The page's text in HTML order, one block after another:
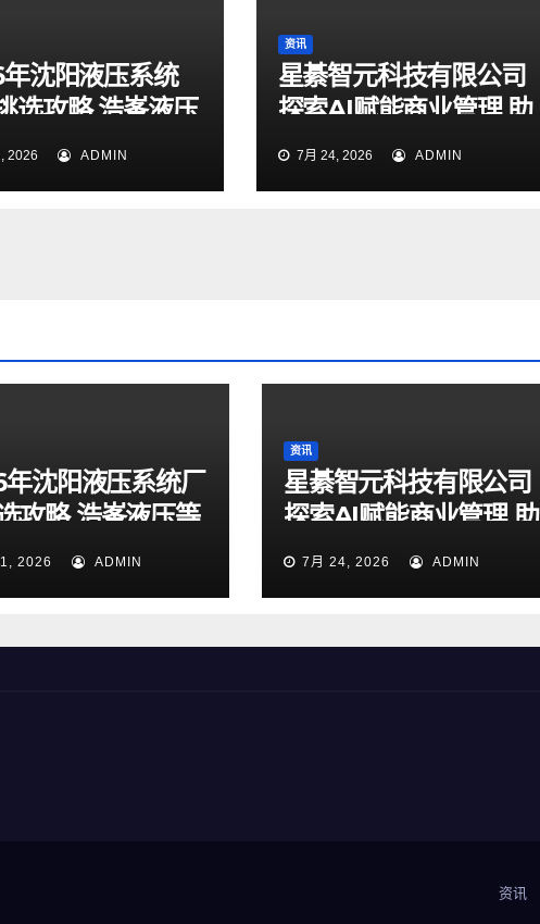
沈阳液压系统
选攻略 浩峯液压
实测梳理
2026 ADMIN
资讯
星綦智元科技有限公司
探索AI赋能商业管理 助
力企业科学决策
7月 24, 2026 ADMIN
沈阳液压系统厂
攻略 浩峯液压等
测梳理
2026 ADMIN
资讯
星綦智元科技有限公司
探索AI赋能商业管理 助
力企业科学决策
7月 24, 2026 ADMIN
资讯